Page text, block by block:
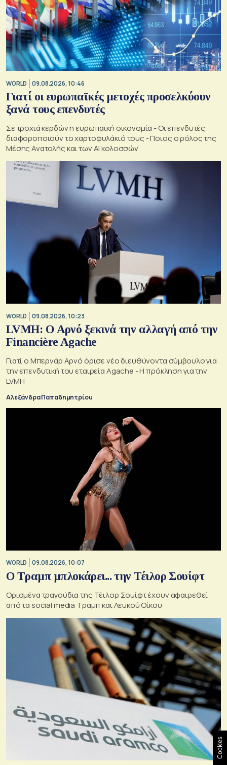
WORLD 09.08.2026, 10:46
Γιατί οι ευρωπαϊκές μετοχές προσελκύουν
ξανά τους επενδυτές
Σε τροχιά κερδών η ευρωπαϊκή οικονομία - Οι επενδυτές
διαφοροποιούν το χαρτοφυλάκιό τους - Ποιος ο ρόλος της
Μέσης Ανατολής και των AI κολοσσών
WORLD 09.08.2026, 10:23
LVMH: Ο Αρνό ξεκινά την αλλαγή από την
Financière Agache
Γιατί ο Μπερνάρ Αρνό όρισε νέο διευθύνοντα σύμβουλο για
την επενδυτική του εταιρεία Agache - Η πρόκληση για την
LVMH
Αλεξάνδρα Παπαδημητρίου
WORLD 09.08.2026, 10:07
Ο Τραμπ μπλοκάρει... την Τέιλορ Σουίφτ
Ορισμένα τραγούδια της Τέιλορ Σουίφτ έχουν αφαιρεθεί
από τα social media Τραμπ και Λευκού Οίκου
Cookies